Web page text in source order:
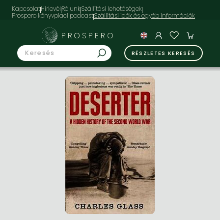
KapcsolatHírlevélRólunkSzállítási lehetőségek
Prospero könyvpiaci podcast
PROSPERO
RÉSZLETES KERESÉS